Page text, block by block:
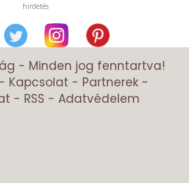
hirdetés
- Minden jog fenntartva!
- Kapcsolat - Partnerek-
- RSS - Adatvédelem